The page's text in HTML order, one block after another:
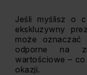
Jeśli myślisz o
ekskluzywny
może oznaczać
odporne na
wartościowe – co
okazji.